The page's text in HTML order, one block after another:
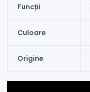
Funcții
Culoare
Origine